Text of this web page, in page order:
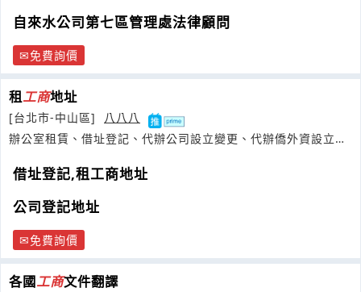
自來水公司第七區管理處法律顧問
免費詢價
租工商地址
[台北市-中山區]
八八八
辦公室租賃、借址登記、代辦公司設立變更、代辦僑外資設立及
借址登記,租工商地址
公司登記地址
免費詢價
各國工商文件翻譯